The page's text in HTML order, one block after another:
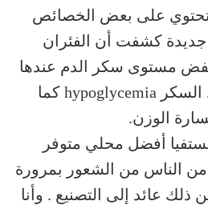
تحتوي على بعض الخصائص
جديدة كشفت أن الفئران
مستوى سكر الدم عندها
بدون ان تصاب بهبوط السكر hypoglycemia كما
الوزن.
أفضل محلي متوفر
من الناس من الشعور بمرورة
ذلك عائد إلى التصنيع . وأنا